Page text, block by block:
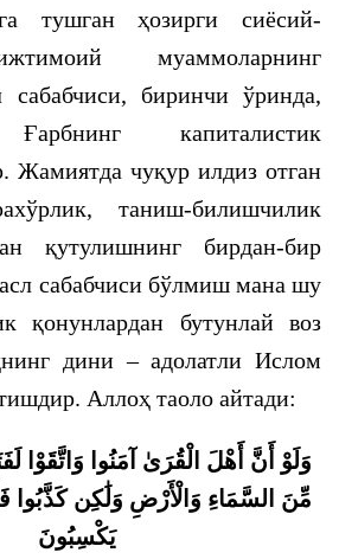
тушган ҳозирги сиёсий-
муаммоларнинг
сабабчиси, биринчи ўринда,
капиталистик
Жамиятда чуқур илдиз отган
таниш-билишчилик
қутулишнинг бирдан-бир
сабабчиси бўлмиш мана шу
қонунлардан бутунлай воз
дини – адолатли Ислом
Аллоҳ таоло айтади:
وَلَوْ أَنَّ أَهْلَ الْقُرَىٰ آمَنُوا وَاتَّقَوْا
مِّنَ السَّمَاءِ وَالْأَرْضِ وَلَٰكِن كَذَّبُوا
يَكْسِبُونَ